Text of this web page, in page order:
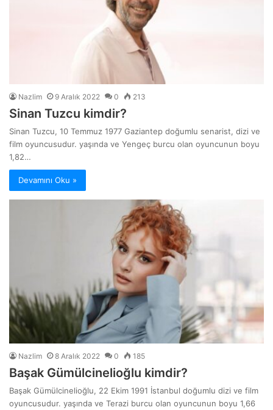
Nazlim 9 Aralık 2022 0 213
Sinan Tuzcu kimdir?
Sinan Tuzcu, 10 Temmuz 1977 Gaziantep doğumlu senarist, dizi ve
film oyuncusudur. yaşında ve Yengeç burcu olan oyuncunun boyu
1,82…
Devamını Oku »
Nazlim 8 Aralık 2022 0 185
Başak Gümülcinelioğlu kimdir?
Başak Gümülcinelioğlu, 22 Ekim 1991 İstanbul doğumlu dizi ve film
oyuncusudur. yaşında ve Terazi burcu olan oyuncunun boyu 1,66